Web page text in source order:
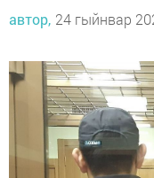
автор, 24 гыйнвар